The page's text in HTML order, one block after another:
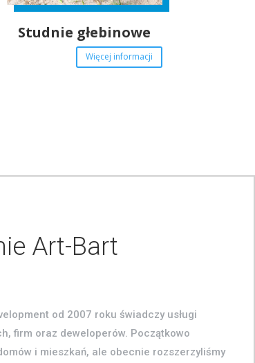
Studnie głebinowe
Więcej informacji
Art-Bart
od 2007 roku świadczy usługi
firm oraz deweloperów. Początkowo
i mieszkań, ale obecnie rozszerzyliśmy